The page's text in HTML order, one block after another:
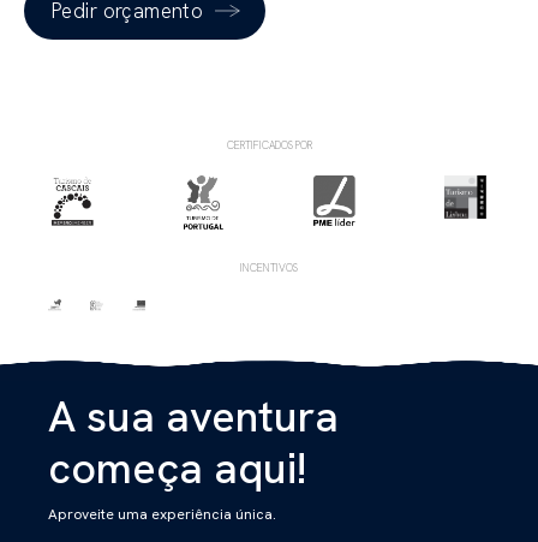
Pedir orçamento
CERTIFICADOS POR
INCENTIVOS
A sua aventura
começa aqui!
Aproveite uma experiência única.